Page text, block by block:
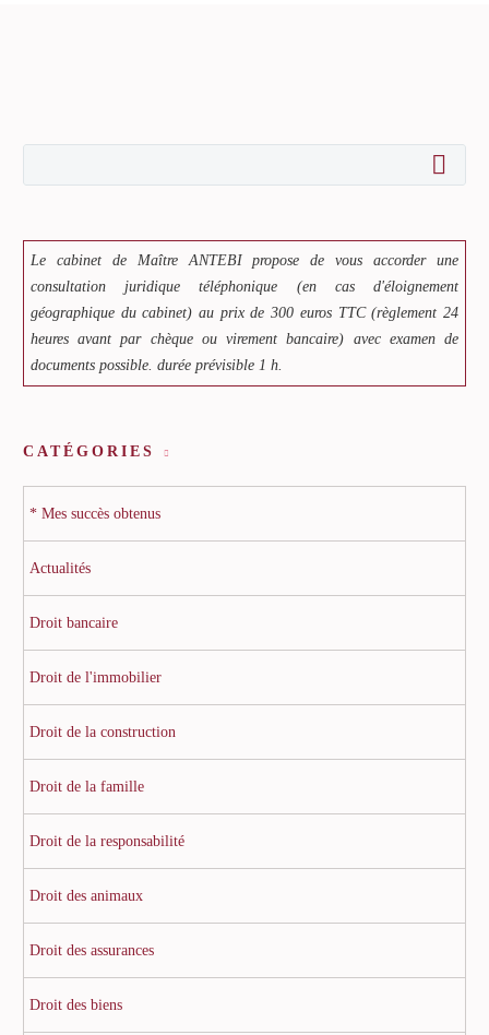
Le cabinet de Maître ANTEBI propose de vous accorder une
consultation juridique téléphonique (en cas d'éloignement
géographique du cabinet) au prix de 300 euros TTC (règlement 24
heures avant par chèque ou virement bancaire) avec examen de
documents possible. durée prévisible 1 h.
CATÉGORIES
* Mes succès obtenus
Actualités
Droit bancaire
Droit de l'immobilier
Droit de la construction
Droit de la famille
Droit de la responsabilité
Droit des animaux
Droit des assurances
Droit des biens